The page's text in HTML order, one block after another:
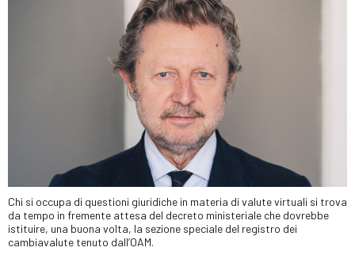
Chi si occupa di questioni giuridiche in materia di valute virtuali si trova
da tempo in fremente attesa del decreto ministeriale che dovrebbe
istituire, una buona volta, la sezione speciale del registro dei
cambiavalute tenuto dall’OAM.